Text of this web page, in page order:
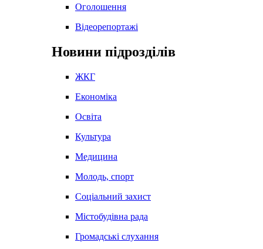
Оголошення
Відеорепортажі
Новини підрозділів
ЖКГ
Економіка
Освіта
Культура
Медицина
Молодь, спорт
Соціальний захист
Містобудівна рада
Громадські слухання